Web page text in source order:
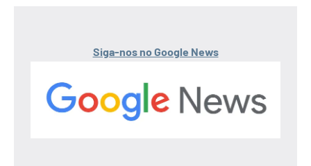
Siga-nos no Google News